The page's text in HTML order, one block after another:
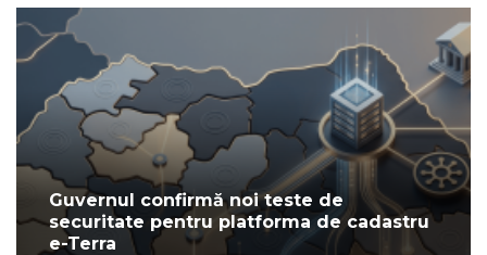
Guvernul confirmă noi teste de
securitate pentru platforma de cadastru
e-Terra